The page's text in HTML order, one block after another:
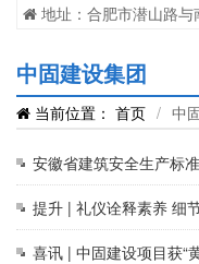
地址：合肥市潜山路
中固建设集团
当前位置： 首页 / 中
安徽省建筑安全生产标
提升 | 礼仪诠释素养 细
喜讯 | 中固建设项目获“